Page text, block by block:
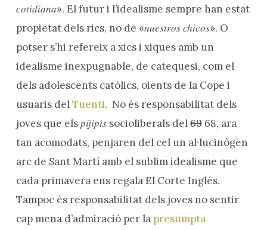
cotidiana». El futur i l’idealisme sempre han estat
propietat dels rics, no de «nuestros chicos». O
potser s’hi refereix a xics i xiques amb un
idealisme inexpugnable, de catequesi, com el
dels adolescents catòlics, oients de la Cope i
usuaris delTuenti. No és responsabilitat dels
joves que elspijipissocioliberals del6968, ara
tan acomodats, penjaren del cel un al·lucinògen
arc de Sant Martí amb el sublim idealisme que
cada primavera ens regala El Corte Inglés.
Tampoc és responsabilitat dels joves no sentir
cap mena d’admiració per la presumpta